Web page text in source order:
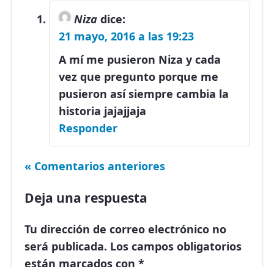
Niza dice:
21 mayo, 2016 a las 19:23
A mí me pusieron Niza y cada
vez que pregunto porque me
pusieron así siempre cambia la
historia jajajjaja
Responder
« Comentarios anteriores
Deja una respuesta
Tu dirección de correo electrónico no
será publicada. Los campos obligatorios
están marcados con *